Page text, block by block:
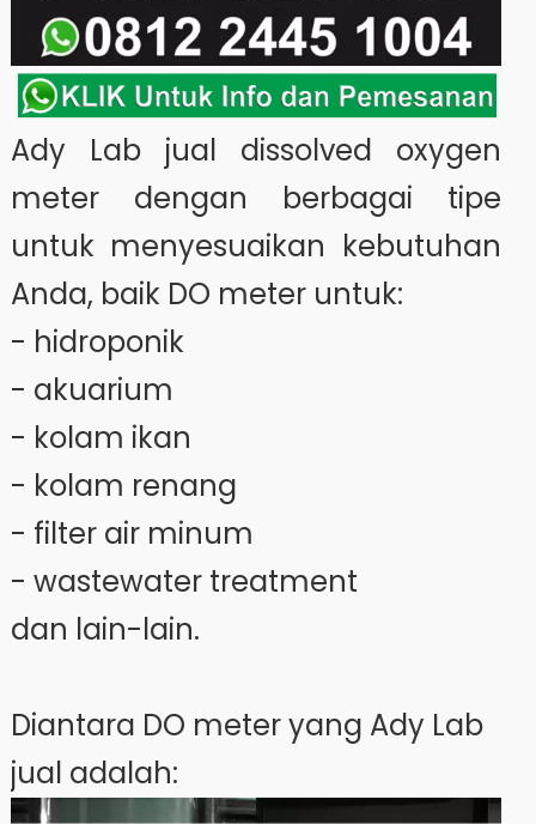
Ady Lab jual dissolved oxygen
meter dengan berbagai tipe
untuk menyesuaikan kebutuhan
Anda, baik DO meter untuk:
- hidroponik
- akuarium
- kolam ikan
- kolam renang
- filter air minum
- wastewater treatment
dan lain-lain.
Diantara DO meter yang Ady Lab
jual adalah: